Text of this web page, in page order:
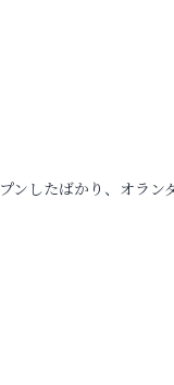
ンしたばかり、オラン